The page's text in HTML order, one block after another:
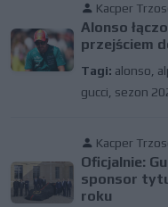
Kacper
Alonso
przejściem
Tagi: alonso
gucci sezon
Kacper
Oficjalnie:
sponsor
roku